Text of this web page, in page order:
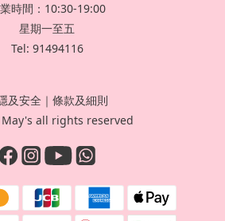
時間：10:30-19:00
星期一至五
Tel: 91494116
及安全 ｜ 條款及細則
all rights reserved